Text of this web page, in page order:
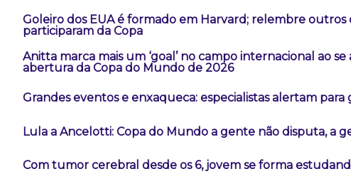
Goleiro dos EUA é formado em Harvard; relembre
participaram da Copa
Anitta marca mais um ‘goal’ no campo internacional ao
abertura da Copa do Mundo de 2026
Grandes eventos e enxaqueca: especialistas alertam para
Lula a Ancelotti: Copa do Mundo a gente não disputa, a
Com tumor cerebral desde os 6, jovem se forma